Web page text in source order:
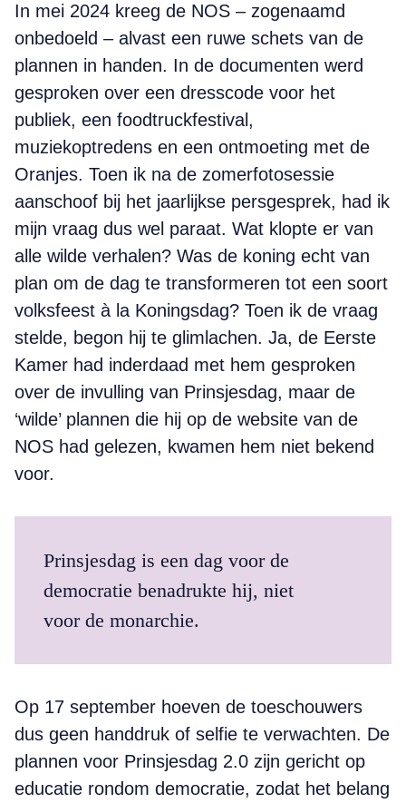
In mei 2024 kreeg de NOS – zogenaamd
onbedoeld – alvast een ruwe schets van de
plannen in handen. In de documenten werd
gesproken over een dresscode voor het
publiek, een foodtruckfestival,
muziekoptredens en een ontmoeting met de
Oranjes. Toen ik na de zomerfotosessie
aanschoof bij het jaarlijkse persgesprek, had ik
mijn vraag dus wel paraat. Wat klopte er van
alle wilde verhalen? Was de koning echt van
plan om de dag te transformeren tot een soort
volksfeest à la Koningsdag? Toen ik de vraag
stelde, begon hij te glimlachen. Ja, de Eerste
Kamer had inderdaad met hem gesproken
over de invulling van Prinsjesdag, maar de
‘wilde’ plannen die hij op de website van de
NOS had gelezen, kwamen hem niet bekend
voor.
Prinsjesdag is een dag voor de
democratie benadrukte hij, niet
voor de monarchie.
Op 17 september hoeven de toeschouwers
dus geen handdruk of selfie te verwachten. De
plannen voor Prinsjesdag 2.0 zijn gericht op
educatie rondom democratie, zodat het belang